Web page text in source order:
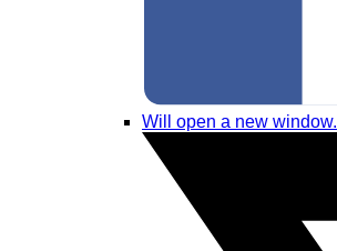
Will open a new window.